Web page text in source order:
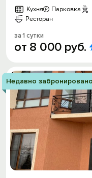
Кухня
Парковка
Ресторан
за 1 сутки
от 8 000 руб.
Недавно забронировано